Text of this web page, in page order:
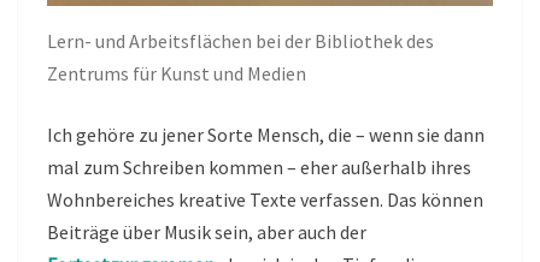
Lern- und Arbeitsflächen bei der Bibliothek des
Zentrums für Kunst und Medien
Ich gehöre zu jener Sorte Mensch, die – wenn sie dann
mal zum Schreiben kommen – eher außerhalb ihres
Wohnbereiches kreative Texte verfassen. Das können
Beiträge über Musik sein, aber auch der